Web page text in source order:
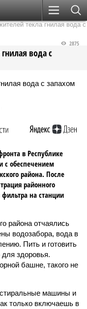
текла гнилая вода c
вода c
2875
в Республике
с обеспечением
района. После
районного
на станции
района отчаялись
водозабора, вода в
Пить и готовить
здоровья.
башне, такого не
стиральные машины и
только включаешь в